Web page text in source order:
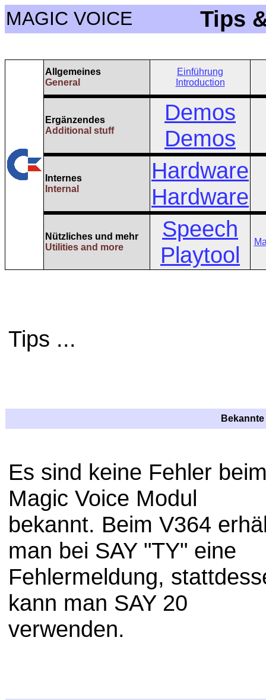
MAGIC VOICE Tips
Allgemeines
General
Einführung
Introduction
Ergänzendes
Additional stuff
Demos
Demos
Internes
Internal
Hardware
Hardware
Nützliches und mehr
Utilities and more
Speech
Playtool
Tips ...
Es sind keine Fehler
Magic Voice Modul
bekannt. Beim V364
man bei SAY "TY" eine
Fehlermeldung,
kann man SAY 20
verwenden.